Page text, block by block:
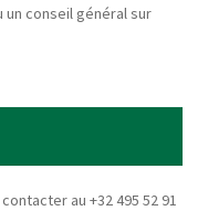
conseil général sur
au +32 495 52 91